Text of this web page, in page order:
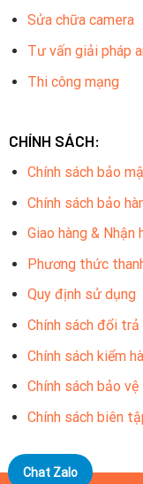
Sửa chữa camera
Tư vấn giải pháp
Thi công mạng
CHÍNH SÁCH:
Chính sách bảo
Chính sách bảo
Giao hàng & Nhận
Phương thức
Quy định sử dụng
Chính sách đổi trả
Chính sách kiểm
Chính sách bảo
Chính sách biên
Chat Zalo